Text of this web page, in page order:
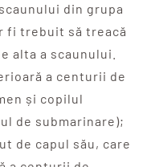
din grupa
fi trebuit să treacă
alta a scaunului.
a centurii de
și copilul
de submarinare);
de capul său, care